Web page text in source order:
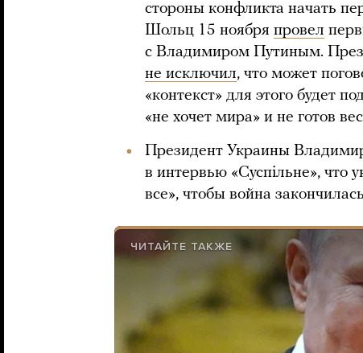
стороны конфликта начать
Шольц 15 ноября провел
с Владимиром Путиным.
не исключил, что может
«контекст» для этого будет
«не хочет мира» и не готов
Президент Украины
в интервью «Суспiльне», что
все», чтобы война
ЧИТАЙТЕ ТАКЖЕ